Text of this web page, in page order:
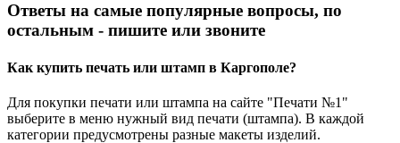
Ответы на самые популярные вопросы, по
остальным - пишите или звоните
Как купить печать или штамп в Каргополе?
Для покупки печати или штампа на сайте "Печати №1"
выберите в меню нужный вид печати (штампа). В каждой
категории предусмотрены разные макеты изделий.